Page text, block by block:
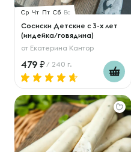
Ср Чт Пт Сб Вс
Сосиски Детские с 3-х лет
(индейка/говядина)
от Екатерина Кантор
479 / 240 г.